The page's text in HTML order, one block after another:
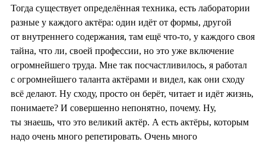
Тогда существует определённая техника, есть лаборатории
разные у каждого актёра: один идёт от формы, другой
от внутреннего содержания, там ещё что-то, у каждого своя
тайна, что ли, своей профессии, но это уже включение
огромнейшего труда. Мне так посчастливилось, я работал
с огромнейшего таланта актёрами и видел, как они сходу
всё делают. Ну сходу, просто он берёт, читает и идёт жизнь,
понимаете? И совершенно непонятно, почему. Ну,
ты знаешь, что это великий актёр. А есть актёры, которым
надо очень много репетировать. Очень много